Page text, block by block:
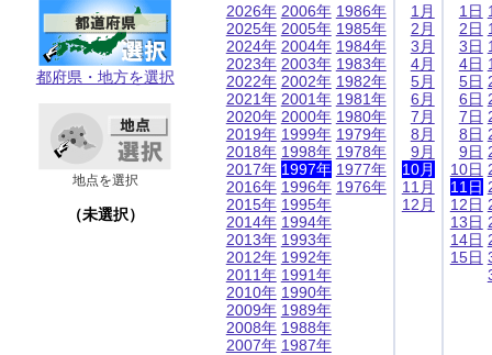
都府県・地方を選択
地点を選択
（未選択）
2026年
2025年
2024年
2023年
2022年
2021年
2020年
2019年
2018年
2017年
2016年
2015年
2014年
2013年
2012年
2011年
2010年
2009年
2008年
2007年
2006年
2005年
2004年
2003年
2002年
2001年
2000年
1999年
1998年
1997年
1996年
1995年
1994年
1993年
1992年
1991年
1990年
1989年
1988年
1987年
1986年
1985年
1984年
1983年
1982年
1981年
1980年
1979年
1978年
1977年
1976年
1月
2月
3月
4月
5月
6月
7月
8月
9月
10月
11月
12月
1日
2日
3日
4日
5日
6日
7日
8日
9日
10日
11日
12日
13日
14日
15日